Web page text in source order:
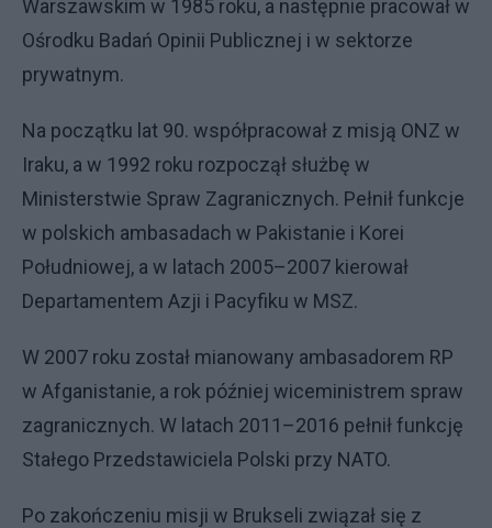
Warszawskim w 1985 roku, a następnie pracował w
Ośrodku Badań Opinii Publicznej i w sektorze
prywatnym.
Na początku lat 90. współpracował z misją ONZ w
Iraku, a w 1992 roku rozpoczął służbę w
Ministerstwie Spraw Zagranicznych. Pełnił funkcje
w polskich ambasadach w Pakistanie i Korei
Południowej, a w latach 2005–2007 kierował
Departamentem Azji i Pacyfiku w MSZ.
W 2007 roku został mianowany ambasadorem RP
w Afganistanie, a rok później wiceministrem spraw
zagranicznych. W latach 2011–2016 pełnił funkcję
Stałego Przedstawiciela Polski przy NATO.
Po zakończeniu misji w Brukseli związał się z